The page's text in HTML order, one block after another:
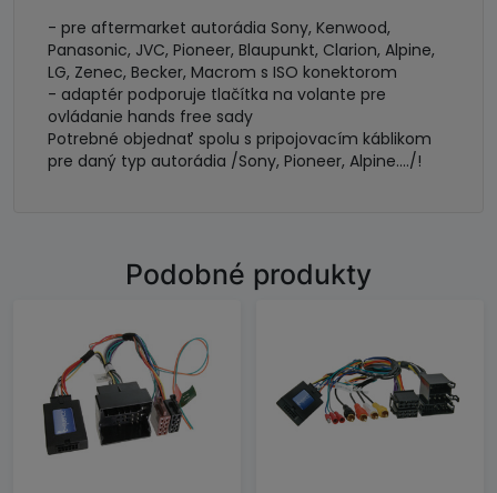
- pre aftermarket autorádia Sony, Kenwood,
Panasonic, JVC, Pioneer, Blaupunkt, Clarion, Alpine,
LG, Zenec, Becker, Macrom s ISO konektorom
- adaptér podporuje tlačítka na volante pre
ovládanie hands free sady
Potrebné objednať spolu s pripojovacím káblikom
pre daný typ autorádia /Sony, Pioneer, Alpine..../!
Podobné produkty